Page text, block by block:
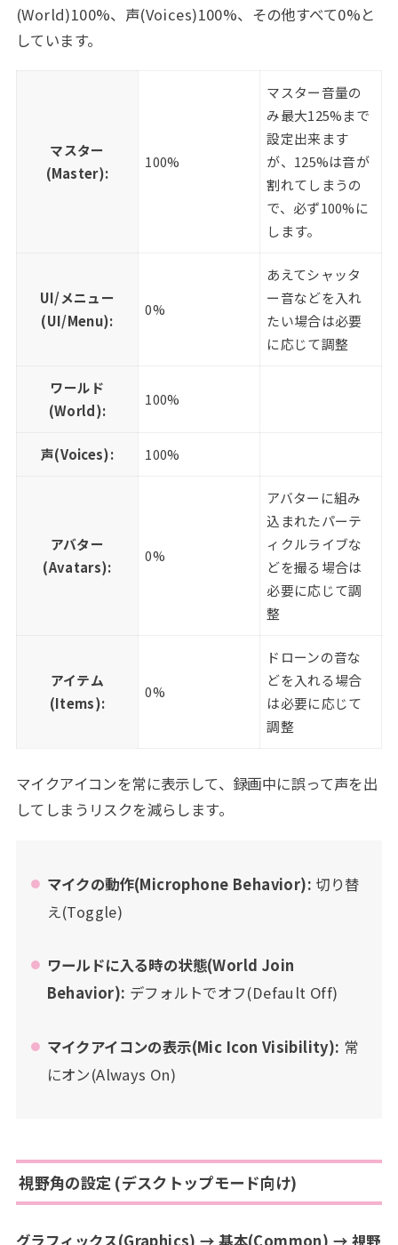
(World)100%、声(Voices)100%、その他すべて0%と
しています。
マスター
(Master):
100%
マスター音量の
み最大125%まで
設定出来ます
が、125%は音が
割れてしまうの
で、必ず100%に
します。
UI/メニュー
(UI/Menu):
0%
あえてシャッタ
ー音などを入れ
たい場合は必要
に応じて調整
ワールド
(World):
100%
声(Voices): 100%
アバター
(Avatars):
0%
アバターに組み
込まれたパーテ
ィクルライブな
どを撮る場合は
必要に応じて調
整
アイテム
(Items):
0%
ドローンの音な
どを入れる場合
は必要に応じて
調整
マイクアイコンを常に表示して、録画中に誤って声を出
してしまうリスクを減らします。
マイクの動作(Microphone Behavior): 切り替
え(Toggle)
ワールドに入る時の状態(World Join
Behavior): デフォルトでオフ(Default Off)
マイクアイコンの表示(Mic Icon Visibility): 常
にオン(Always On)
視野角の設定 (デスクトップモード向け)
グラフィックス(Graphics) → 基本(Common) → 視野